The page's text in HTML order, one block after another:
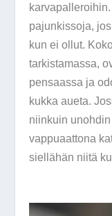
pajunkissoja,
kun ei ollut.
tarkistamassa,
pensaassa ja
kukka aueta.
niinkuin
vappuaattona
siellähän niitä